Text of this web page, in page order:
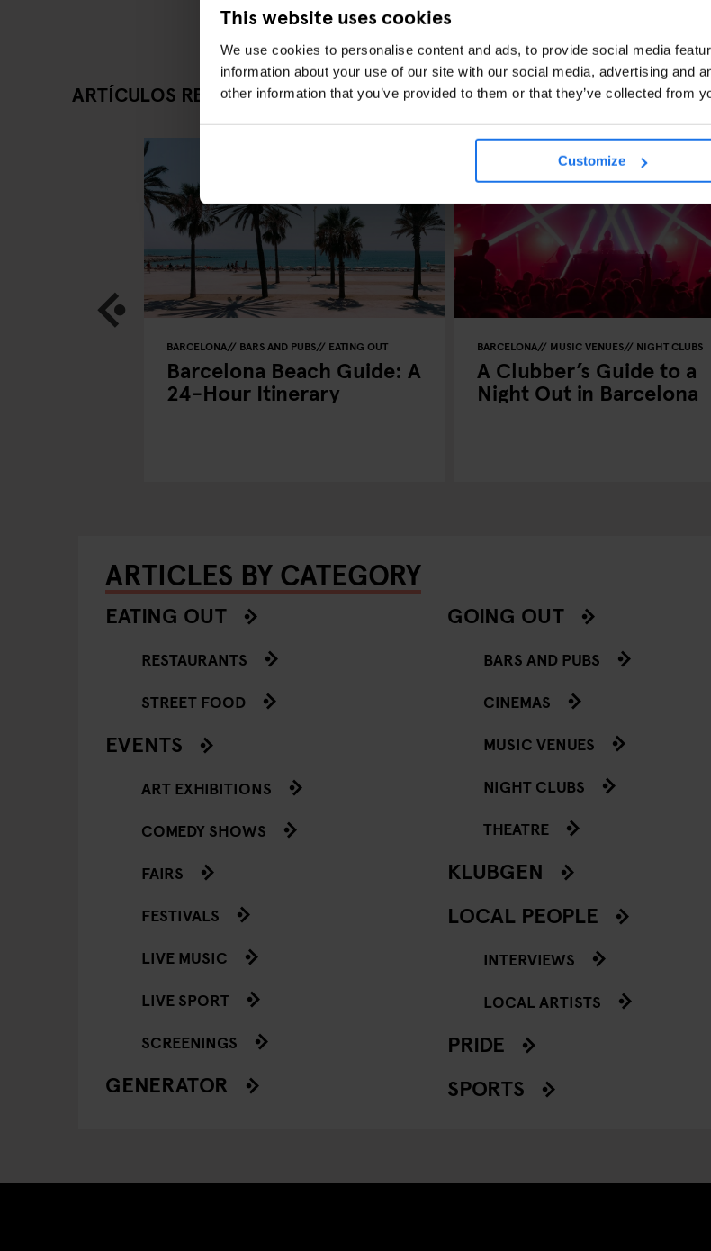
This website uses cookies
We use cookies to personalise content and ads, to provide social media
information about your use of our site with our social media, advertising and
other information that you’ve provided to them or that they’ve collected from
Customize
ARTÍCULOS RELACIONADOS
BARCELONA BARS AND PUBS EATING OUT
Barcelona Beach Guide: A
24-Hour Itinerary
BARCELONA MUSIC VENUES NIGHT CLUBS
A Clubber’s Guide to a
Night Out in Barcelona
ARTICLES BY CATEGORY
EATING OUT
RESTAURANTS
STREET FOOD
EVENTS
ART EXHIBITIONS
COMEDY SHOWS
FAIRS
FESTIVALS
LIVE MUSIC
LIVE SPORT
SCREENINGS
GENERATOR
GOING OUT
BARS AND PUBS
CINEMAS
MUSIC VENUES
NIGHT CLUBS
THEATRE
KLUBGEN
LOCAL PEOPLE
INTERVIEWS
LOCAL ARTISTS
PRIDE
SPORTS